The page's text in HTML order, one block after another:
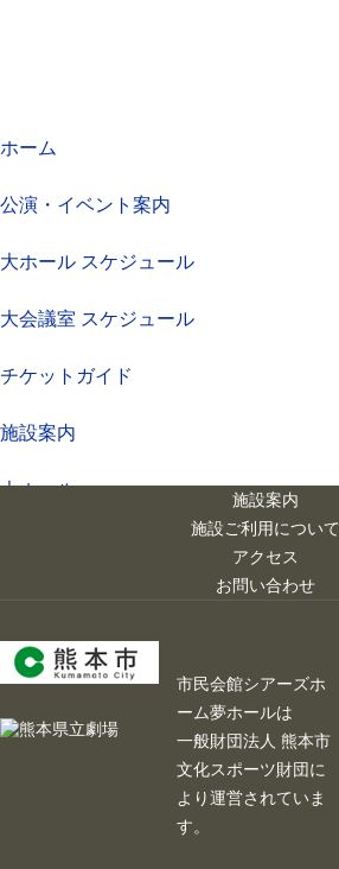
施設案内
施設ご利用について
アクセス
お問い合わせ
市民会館シアーズホ
ーム夢ホールは
一般財団法人 熊本市
文化スポーツ財団に
より運営されていま
す。
ホーム
公演・イベント案内
大ホール スケジュール
大会議室 スケジュール
チケットガイド
施設案内
大ホール
中小会議室
展示ロビー